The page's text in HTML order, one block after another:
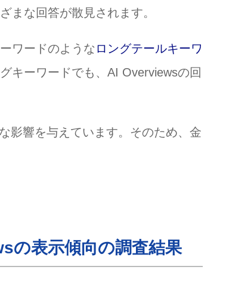
策のどちらが重要ですか？
まな回答が散見されます。
ワードのような ロングテールキーワ
キーワードでも、AI Overviewsの回
影響を与えています。そのため、金
の表示傾向の調査結果